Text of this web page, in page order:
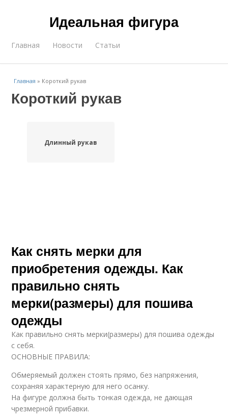
Идеальная фигура
Главная Новости Статьи
Главная » Короткий рукав
Короткий рукав
Длинный рукав
Как снять мерки для
приобретения одежды. Как
правильно снять
мерки(размеры) для пошива
одежды
Как правильно снять мерки(размеры) для пошива одежды
с себя.
ОСНОВНЫЕ ПРАВИЛА:
Обмеряемый должен стоять прямо, без напряжения,
сохраняя характерную для него осанку.
На фигуре должна быть тонкая одежда, не дающая
чрезмерной прибавки.